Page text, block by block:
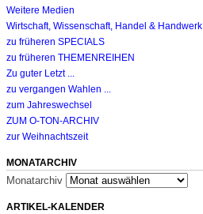
Weitere Medien
Wirtschaft, Wissenschaft, Handel & Handwerk
zu früheren SPECIALS
zu früheren THEMENREIHEN
Zu guter Letzt ...
zu vergangen Wahlen ...
zum Jahreswechsel
ZUM O-TON-ARCHIV
zur Weihnachtszeit
MONATARCHIV
Monatarchiv
ARTIKEL-KALENDER